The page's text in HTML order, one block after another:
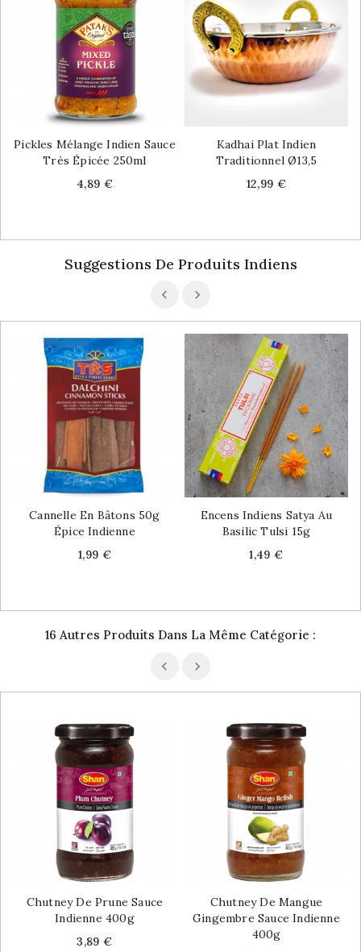
Pickles Mélange Indien Sauce
Très Épicée 250ml
Price
4,89 €
Kadhai Plat Indien
Traditionnel Ø13,5
Price
12,99 €
Suggestions De Produits Indiens
Cannelle En Bâtons 50g
Épice Indienne
Price
1,99 €
Encens Indiens Satya Au
Basilic Tulsi 15g
Price
1,49 €
16 Autres Produits Dans La Même Catégorie :
Chutney De Prune Sauce
Indienne 400g
Price
3,89 €
Chutney De Mangue
Gingembre Sauce Indienne
400g